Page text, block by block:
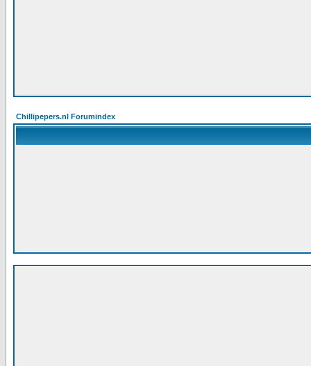
Chillipepers.nl Forumindex